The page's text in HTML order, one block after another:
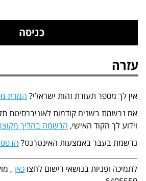
עזרה
אין לך מספר תעודת זהות ישראלי? המרת
אם נרשמת בשנים קודמות לאוניברסיטת
וידוע לך הקוד האישי, הרשמה בהליך
נרשמת בעבר באמצעות האינטרנט?
לתמיכה ופניות בנושאי רישום לחצו כאן